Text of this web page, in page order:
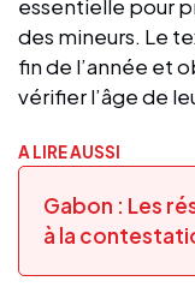
essentielle pour
des mineurs. Le
fin de l’année et
vérifier l’âge de
A LIRE AUSSI
Gabon : Les
à la